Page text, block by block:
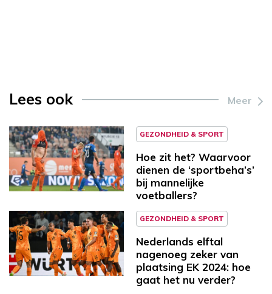
Lees ook Meer
GEZONDHEID & SPORT
Hoe zit het? Waarvoor
dienen de ‘sportbeha’s’
bij mannelijke
voetballers?
GEZONDHEID & SPORT
Nederlands elftal
nagenoeg zeker van
plaatsing EK 2024: hoe
gaat het nu verder?